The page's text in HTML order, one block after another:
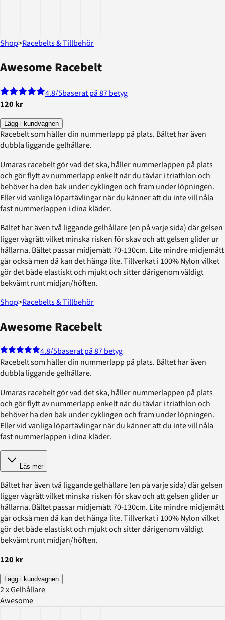
Shop>Racebelts & Tillbehör
Awesome Racebelt
4.8/5baserat på 87 betyg
120 kr
Lägg i kundvagnen
Racebelt som håller din nummerlapp på plats. Bältet har även
dubbla liggande gelhållare.
Umaras racebelt gör vad det ska, håller nummerlappen på plats
och gör flytt av nummerlapp enkelt när du tävlar i triathlon och
behöver ha den bak under cyklingen och fram under löpningen.
Eller vid vanliga löpartävlingar när du känner att du inte vill nåla
fast nummerlappen i dina kläder.
Bältet har även två liggande gelhållare (en på varje sida) där gelsen
ligger vågrätt vilket minska risken för skav och att gelsen glider ur
hållarna. Bältet passar midjemått 70-130cm. Lite mindre midjemått
går också men då kan det hänga lite. Tillverkat i 100% Nylon vilket
gör det både elastiskt och mjukt och sitter därigenom väldigt
bekvämt runt midjan/höften.
Shop>Racebelts & Tillbehör
Awesome Racebelt
4.8/5baserat på 87 betyg
Racebelt som håller din nummerlapp på plats. Bältet har även
dubbla liggande gelhållare.
Umaras racebelt gör vad det ska, håller nummerlappen på plats
och gör flytt av nummerlapp enkelt när du tävlar i triathlon och
behöver ha den bak under cyklingen och fram under löpningen.
Eller vid vanliga löpartävlingar när du känner att du inte vill nåla
fast nummerlappen i dina kläder.
Läs mer
Bältet har även två liggande gelhållare (en på varje sida) där gelsen
ligger vågrätt vilket minska risken för skav och att gelsen glider ur
hållarna. Bältet passar midjemått 70-130cm. Lite mindre midjemått
går också men då kan det hänga lite. Tillverkat i 100% Nylon vilket
gör det både elastiskt och mjukt och sitter därigenom väldigt
bekvämt runt midjan/höften.
120 kr
Lägg i kundvagnen
2 x Gelhållare
Awesome